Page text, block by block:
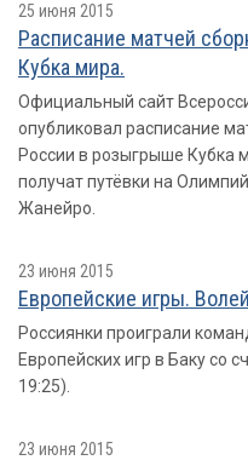
25 июня 2015
Расписание матчей
Кубка мира.
Официальный сайт
опубликовал расписание
России в розыгрыше Кубка
получат путёвки на
Жанейро.
23 июня 2015
Европейские игры.
Россиянки проиграли
Европейских игр в Баку со
19:25).
23 июня 2015